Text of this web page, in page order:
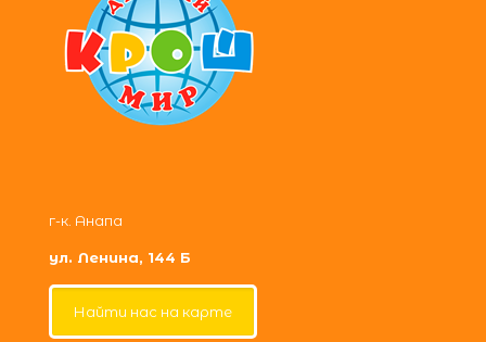
г-к. Анапа
ул. Ленина, 144 Б
Найти нас на карте